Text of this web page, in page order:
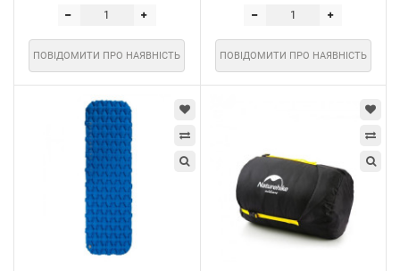
ПОВІДОМИТИ ПРО НАЯВНІСТЬ ПОВІДОМИТИ ПРО НАЯВНІСТЬ